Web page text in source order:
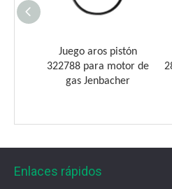
Juego aros pistón
322788 para motor de
gas Jenbacher
Enlaces rápidos